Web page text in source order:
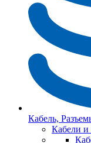
Кабель,
Кабели и